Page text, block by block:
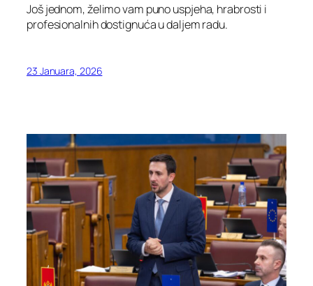
Još jednom, želimo vam puno uspjeha, hrabrosti i
profesionalnih dostignuća u daljem radu.
23 Januara, 2026